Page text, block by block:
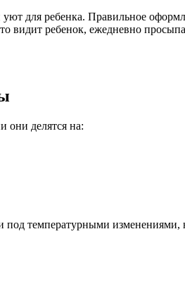
для ребенка. Правильное
видит ребенок, ежедневно
они делятся на:
под температурными